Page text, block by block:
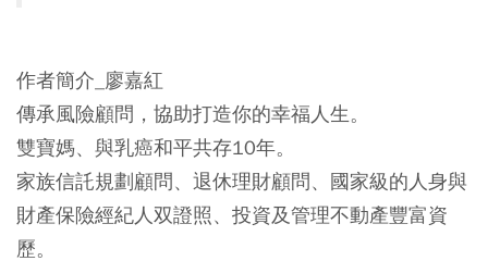
作者簡介_廖嘉紅
傳承風險顧問，協助打造你的幸福人生。
雙寶媽、與乳癌和平共存10年。
家族信託規劃顧問、退休理財顧問、國家級的人身與
財產保險經紀人双證照、投資及管理不動產豐富資
歷。